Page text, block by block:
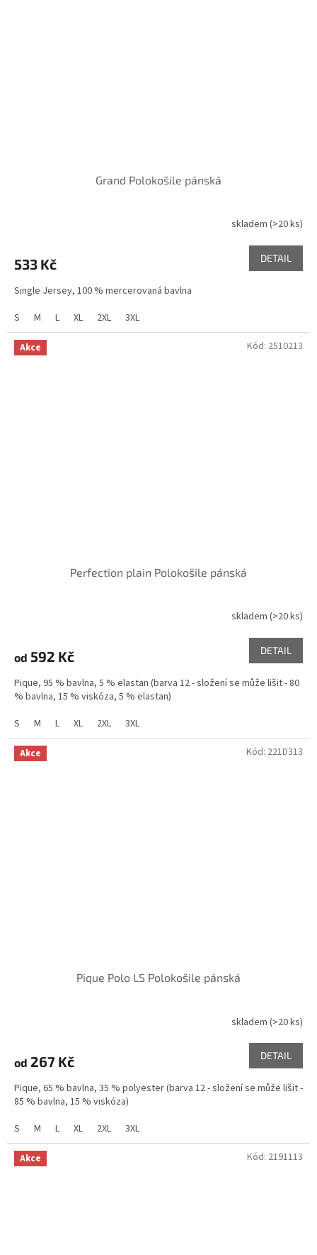
Grand Polokošile pánská
je
z
hvězdiček.
skladem(>20 ks)
533 Kč DETAIL
Single Jersey, 100 % mercerovaná bavlna
S
M L XL 2XL 3XL
Akce
Perfection plain Polokošile pánská
skladem (>20 ks)
od 592 Kč DETAIL
Pique, 95 % bavlna, 5 % elastan (barva 12 - složení se může lišit - 80
% bavlna, 15 % viskóza, 5 % elastan)
S
M L XL 2XL 3XL
Kód: 2510213
Akce
Pique Polo LS Polokošile pánská
skladem (>20 ks)
od 267 Kč DETAIL
Pique, 65 % bavlna, 35 % polyester (barva 12 - složení se může lišit -
85 % bavlna, 15 % viskóza)
S
M L XL 2XL 3XL
Kód: 221D313
Akce Kód: 2191113